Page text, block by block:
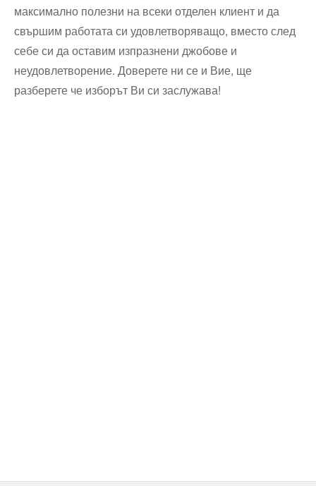
максимално полезни на всеки отделен клиент и да
свършим работата си удовлетворяващо, вместо след
себе си да оставим изпразнени джобове и
неудовлетворение. Доверете ни се и Вие, ще
разберете че изборът Ви си заслужава!